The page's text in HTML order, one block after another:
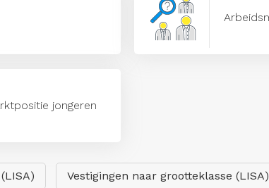
jongeren
Vestigingen naar grootteklasse (LISA)